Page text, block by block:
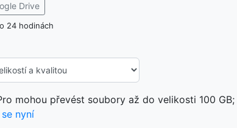
Drive
24 hodinách
mohou převést soubory až do velikosti 100 GB;
nyní